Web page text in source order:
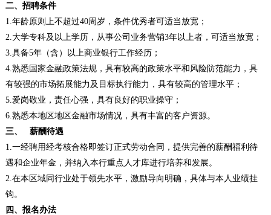
二、招聘条件
1.年龄原则上不超过40周岁，条件优秀者可适当放宽；
2.大学专科及以上学历，从事公司业务营销3年以上者，可适当放宽；
3.具备5年（含）以上商业银行工作经历；
4.熟悉国家金融政策法规，具有较高的政策水平和风险防范能力，具
有较强的市场拓展能力及目标执行能力，具有较高的管理水平；
5.爱岗敬业，责任心强，具有良好的职业操守；
6.熟悉本地区地区金融市场情况，具有丰富的客户资源。
三、
薪酬待遇
1.一经聘用经考核合格即签订正式劳动合同，提供完善的薪酬福利待
遇和企业年金，并纳入本行重点人才库进行培养和发展。
2.在本区域同行业处于领先水平，激励导向明确，具体与本人业绩挂
钩。
四、报名办法